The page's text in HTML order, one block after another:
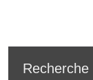
Recherche